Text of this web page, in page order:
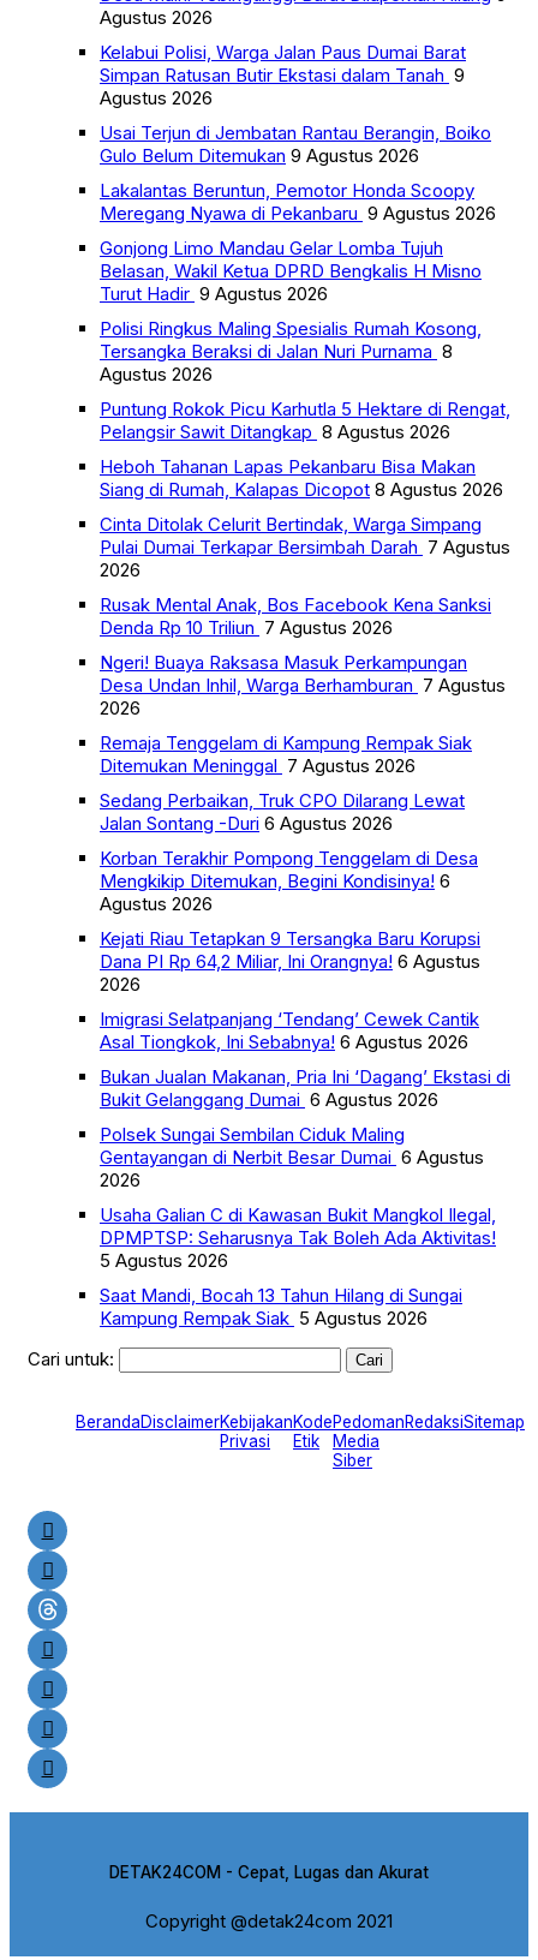
Agustus 2026
Kelabui Polisi, Warga Jalan Paus Dumai Barat
Simpan Ratusan Butir Ekstasi dalam Tanah 9
Agustus 2026
Usai Terjun di Jembatan Rantau Berangin, Boiko
Gulo Belum Ditemukan 9 Agustus 2026
Lakalantas Beruntun, Pemotor Honda Scoopy
Meregang Nyawa di Pekanbaru 9 Agustus 2026
Gonjong Limo Mandau Gelar Lomba Tujuh
Belasan, Wakil Ketua DPRD Bengkalis H Misno
Turut Hadir 9 Agustus 2026
Polisi Ringkus Maling Spesialis Rumah Kosong,
Tersangka Beraksi di Jalan Nuri Purnama 8
Agustus 2026
Puntung Rokok Picu Karhutla 5 Hektare di Rengat,
Pelangsir Sawit Ditangkap 8 Agustus 2026
Heboh Tahanan Lapas Pekanbaru Bisa Makan
Siang di Rumah, Kalapas Dicopot 8 Agustus 2026
Cinta Ditolak Celurit Bertindak, Warga Simpang
Pulai Dumai Terkapar Bersimbah Darah 7 Agustus
2026
Rusak Mental Anak, Bos Facebook Kena Sanksi
Denda Rp 10 Triliun 7 Agustus 2026
Ngeri! Buaya Raksasa Masuk Perkampungan
Desa Undan Inhil, Warga Berhamburan 7 Agustus
2026
Remaja Tenggelam di Kampung Rempak Siak
Ditemukan Meninggal 7 Agustus 2026
Sedang Perbaikan, Truk CPO Dilarang Lewat
Jalan Sontang -Duri 6 Agustus 2026
Korban Terakhir Pompong Tenggelam di Desa
Mengkikip Ditemukan, Begini Kondisinya! 6
Agustus 2026
Kejati Riau Tetapkan 9 Tersangka Baru Korupsi
Dana PI Rp 64,2 Miliar, Ini Orangnya! 6 Agustus
2026
Imigrasi Selatpanjang ‘Tendang’ Cewek Cantik
Asal Tiongkok, Ini Sebabnya! 6 Agustus 2026
Bukan Jualan Makanan, Pria Ini ‘Dagang’ Ekstasi di
Bukit Gelanggang Dumai 6 Agustus 2026
Polsek Sungai Sembilan Ciduk Maling
Gentayangan di Nerbit Besar Dumai 6 Agustus
2026
Usaha Galian C di Kawasan Bukit Mangkol Ilegal,
DPMPTSP: Seharusnya Tak Boleh Ada Aktivitas!
5 Agustus 2026
Saat Mandi, Bocah 13 Tahun Hilang di Sungai
Kampung Rempak Siak 5 Agustus 2026
Cari untuk:
BerandaDisclaimerKebijakan
Privasi
Kode
Etik
Pedoman
Media
Siber
RedaksiSitemap
DETAK24COM - Cepat, Lugas dan Akurat
Copyright @detak24com 2021